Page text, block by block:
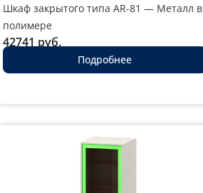
Шкаф закрытого типа AR-81 — Металл в
полимере
42741 руб.
Подробнее